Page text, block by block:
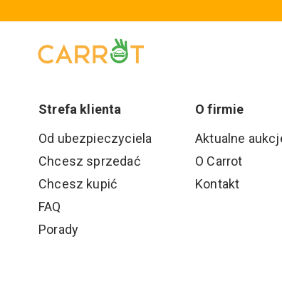
Strefa klienta
O firmie
Od ubezpieczyciela
Chcesz sprzedać
Chcesz kupić
FAQ
Porady
Aktualne
O Carrot
Kontakt